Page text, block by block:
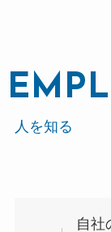
人を知る
自社